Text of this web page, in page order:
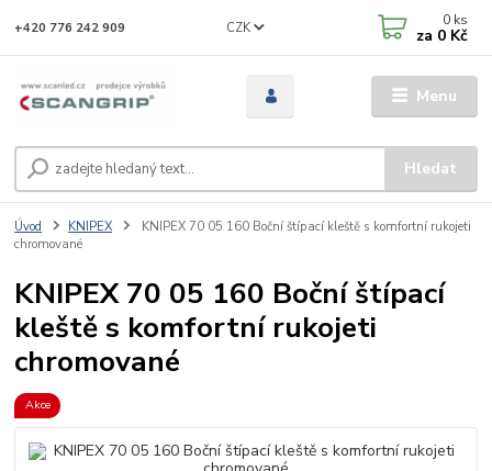
Menu
CZK
Hledat
+420 776 242 909 0 ks
za 0 Kč
Úvod KNIPEX
KNIPEX 70 05 160 Boční štípací kleště s komfortní rukojeti
chromované
KNIPEX 70 05 160 Boční štípací
kleště s komfortní rukojeti
chromované
Akce